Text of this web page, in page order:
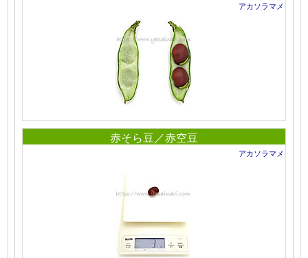
アカソラマメ
赤そら豆／赤空豆
アカソラマメ